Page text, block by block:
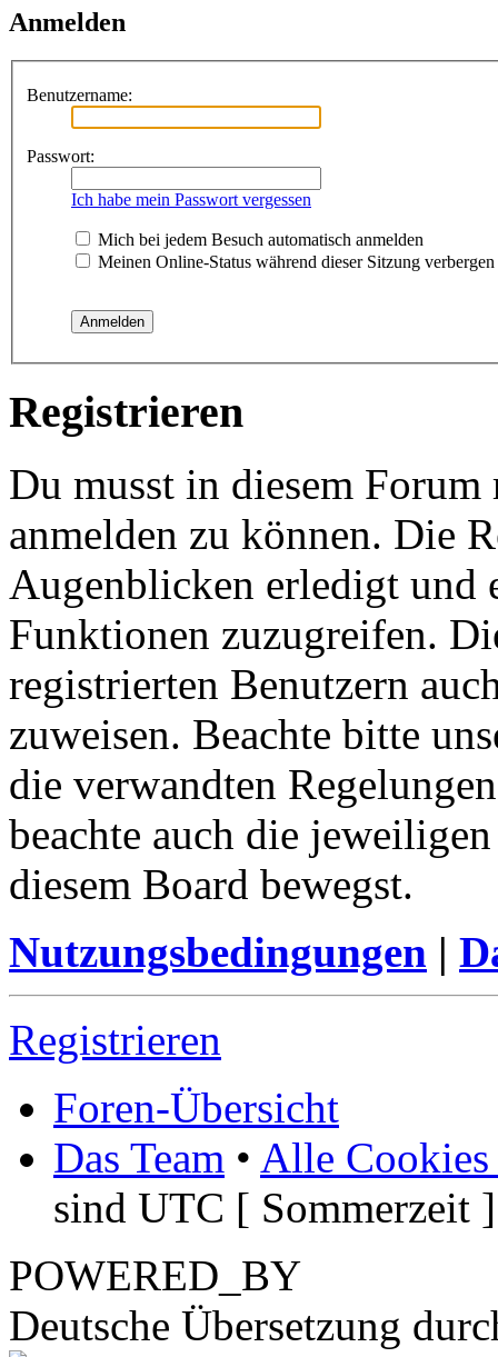
Anmelden
Benutzername:
Passwort:
Ich habe mein Passwort vergessen
Mich bei jedem Besuch automatisch anmelden
Meinen Online-Status während dieser Sitzung verbergen
Registrieren
Du musst in diesem
anmelden zu können. Die
Augenblicken erledigt und
Funktionen zuzugreifen.
registrierten Benutzern
zuweisen. Beachte bitte
die verwandten
beachte auch die
diesem Board bewegst.
Nutzungsbedingungen |
Registrieren
Foren-Übersicht
Das Team • Alle Cookies
sind UTC [ Sommerzeit ]
POWERED_BY
Deutsche Übersetzung